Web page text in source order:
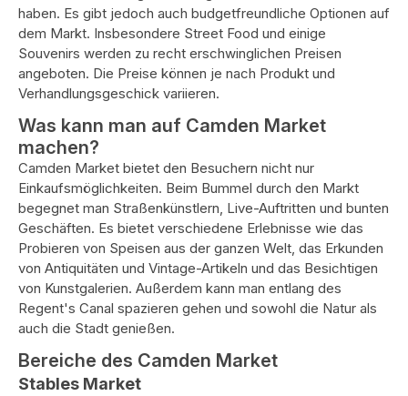
haben. Es gibt jedoch auch budgetfreundliche Optionen auf
dem Markt. Insbesondere Street Food und einige
Souvenirs werden zu recht erschwinglichen Preisen
angeboten. Die Preise können je nach Produkt und
Verhandlungsgeschick variieren.
Was kann man auf Camden Market
machen?
Camden Market bietet den Besuchern nicht nur
Einkaufsmöglichkeiten. Beim Bummel durch den Markt
begegnet man Straßenkünstlern, Live-Auftritten und bunten
Geschäften. Es bietet verschiedene Erlebnisse wie das
Probieren von Speisen aus der ganzen Welt, das Erkunden
von Antiquitäten und Vintage-Artikeln und das Besichtigen
von Kunstgalerien. Außerdem kann man entlang des
Regent's Canal spazieren gehen und sowohl die Natur als
auch die Stadt genießen.
Bereiche des Camden Market
Stables Market